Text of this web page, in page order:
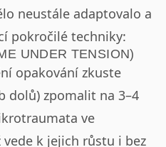
neustále adaptovalo a
pokročilé techniky:
UNDER TENSION)
opakování zkuste
dolů) zpomalit na 3–4
ve
vede k jejich růstu i bez